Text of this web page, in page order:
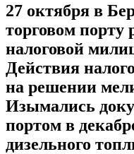
27 октября в
торговом порту
налоговой
Действия
на решении
Изымались
портом в
дизельного